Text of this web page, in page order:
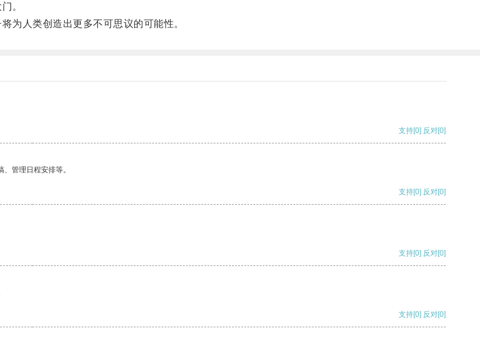
。
人类创造出更多不可思议的可能性。
支持[0] 反对[0]
管理日程安排等。
支持[0] 反对[0]
支持[0] 反对[0]
支持[0] 反对[0]